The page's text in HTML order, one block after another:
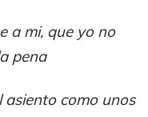
a mi, que yo no
pena
como unos